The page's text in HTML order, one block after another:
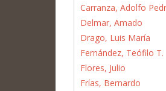
Carranza, Adolfo
Delmar, Amado
Drago, Luis María
Fernández, Teófilo T.
Flores, Julio
Frías, Bernardo